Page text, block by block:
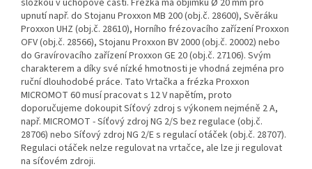
upnutí např. do Stojanu Proxxon MB 200 (obj.č. 28600), Svěráku
Proxxon UHZ (obj.č. 28610), Horního frézovacího zařízení Proxxon
OFV (obj.č. 28566), Stojanu Proxxon BV 2000 (obj.č. 20002) nebo
do Gravírovacího zařízení Proxxon GE 20 (obj.č. 27106). Svým
charakterem a díky své nízké hmotnosti je vhodná zejména pro
ruční dlouhodobé práce. Tato Vrtačka a frézka Proxxon
MICROMOT 60 musí pracovat s 12 V napětím, proto
doporučujeme dokoupit Síťový zdroj s výkonem nejméně 2 A,
např. MICROMOT - Síťový zdroj NG 2/S bez regulace (obj.č.
28706) nebo Síťový zdroj NG 2/E s regulací otáček (obj.č. 28707).
Regulaci otáček nelze regulovat na vrtačce, ale lze ji regulovat
na síťovém zdroji.